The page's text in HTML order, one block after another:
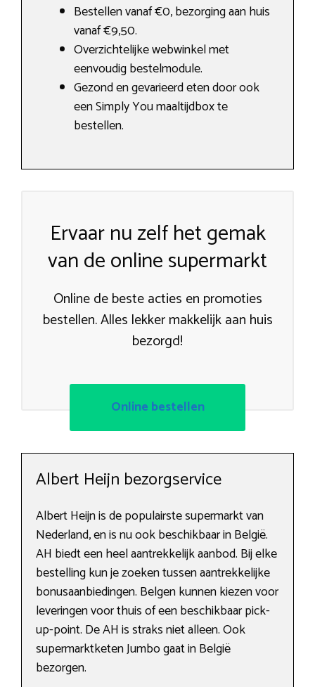
Bestellen vanaf €0, bezorging aan huis
vanaf €9,50.
Overzichtelijke webwinkel met
eenvoudig bestelmodule.
Gezond en gevarieerd eten door ook
een Simply You maaltijdbox te
bestellen.
Ervaar nu zelf het gemak
van de online supermarkt
Online de beste acties en promoties
bestellen. Alles lekker makkelijk aan huis
bezorgd!
Online bestellen
Albert Heijn bezorgservice
Albert Heijn is de populairste supermarkt van
Nederland, en is nu ook beschikbaar in België.
AH biedt een heel aantrekkelijk aanbod. Bij elke
bestelling kun je zoeken tussen aantrekkelijke
bonusaanbiedingen. Belgen kunnen kiezen voor
leveringen voor thuis of een beschikbaar pick-
up-point. De AH is straks niet alleen. Ook
supermarktketen Jumbo gaat in België
bezorgen.